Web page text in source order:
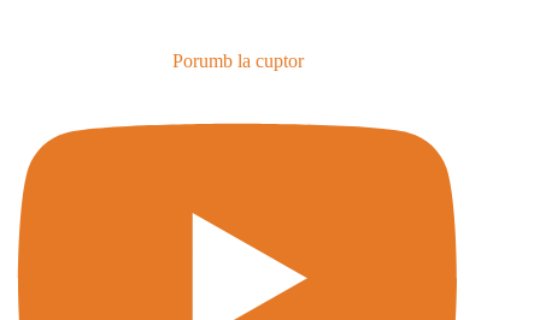
Porumb la cuptor